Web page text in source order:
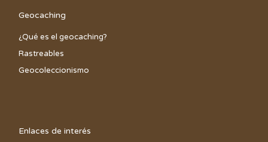
Geocaching
¿Qué es el geocaching?
Rastreables
Geocoleccionismo
Enlaces de interés